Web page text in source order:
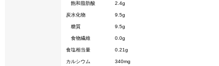
飽和脂肪酸 2.4g
炭水化物 9.5g
糖質 9.5g
食物繊維 0.0g
食塩相当量 0.21g
カルシウム 340mg